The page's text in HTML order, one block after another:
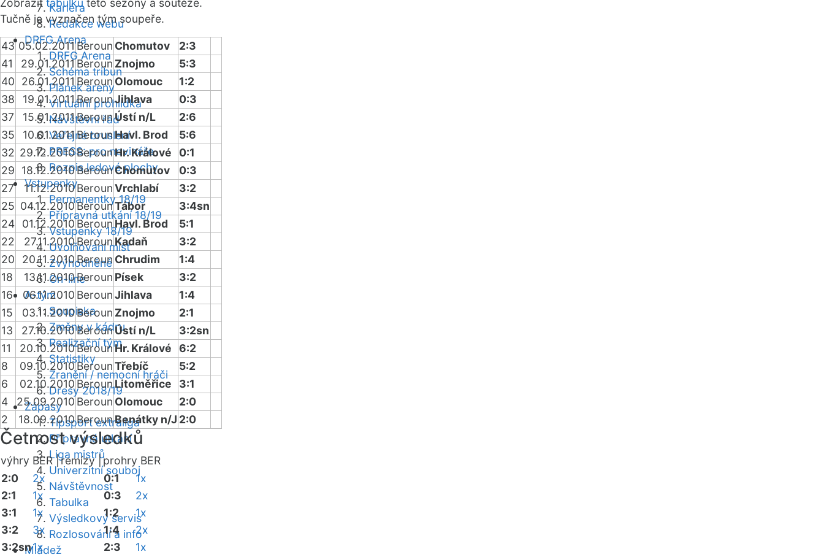
Kariéra
Redakce webu
DRFG Arena
DRFG Arena
Schéma tribun
Plánek areny
Virtuální prohlídka
Návštěvní řád
Veřejné bruslení
PRESS: pro novináře
Rozpis ledové plochy
Vstupenky
Permanentky 18/19
Přípravná utkání 18/19
Vstupenky 18/19
Uvolňování míst
Zvýhodněné
On-line
A-tým
Soupiska
Změny v kádru
Realizační tým
Statistiky
Zranění / nemocní hráči
Dresy 2018/19
Zápasy
Tipsport extraliga
Přípravná utkání
Liga mistrů
Univerzitní souboj
Návštěvnost
Tabulka
Výsledkový servis
Rozlosování a info
Mládež
Zobrazit tabulku této sezóny a soutěže.
Tučně je vyznačen tým soupeře.
43 05.02.2011 Beroun Chomutov
2:3
41
29.01.2011Beroun Znojmo
5:3
40
26.01.2011 Beroun Olomouc
1:2
38
19.01.2011BerounJihlava
0:3
37
15.01.2011BerounÚstí n/L
2:6
35
10.01.2011BerounHavl. Brod
5:6
32 29.12.2010BerounHr. Králové
0:1
29
18.12.2010BerounChomutov
0:3
27
11.12.2010BerounVrchlabí
3:2
25 04.12.2010BerounTábor
3:4sn
24
01.12.2010 Beroun Havl. Brod
5:1
22
27.11.2010Beroun Kadaň
3:2
20
20.11.2010Beroun Chrudim
1:4
18
13.11.2010Beroun Písek
3:2
16
06.11.2010 BerounJihlava
1:4
15
03.11.2010Beroun Znojmo
2:1
13
27.10.2010 BerounÚstí n/L
3:2sn
11
20.10.2010Beroun Hr. Králové
6:2
8
09.10.2010BerounTřebíč
5:2
6
02.10.2010 Beroun Litoměřice
3:1
4
25.09.2010 Beroun Olomouc
2:0
2
18.09.2010BerounBenátky n/J 2:0
Četnost výsledků
výhry BER |remízy |prohry BER
2:0
2x
2:1
1x
3:1
1x
3:2
3x
3:2sn1x
0:1
1x
0:3
2x
1:2
1x
1:4
2x
2:3
1x